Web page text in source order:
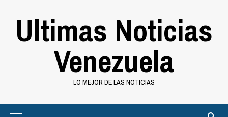
Ultimas Noticias
Venezuela
LO MEJOR DE LAS NOTICIAS